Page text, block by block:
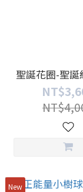
聖誕花圈-聖誕
New